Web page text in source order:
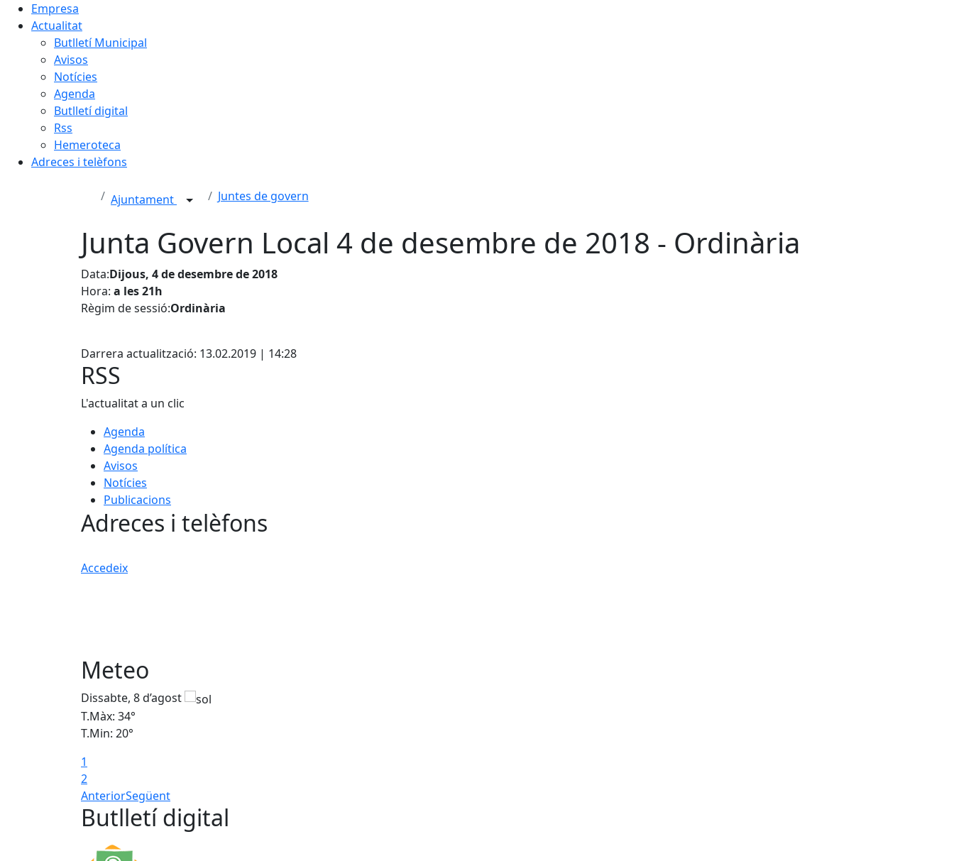
Empresa
Actualitat
Butlletí Municipal
Avisos
Notícies
Agenda
Butlletí digital
Rss
Hemeroteca
Adreces i telèfons
Ajuntament Juntes de govern
Junta Govern Local 4 de desembre de 2018 - Ordinària
Data:Dijous, 4 de desembre de 2018
Hora: a les 21h
Règim de sessió:Ordinària
Darrera actualització: 13.02.2019 | 14:28
RSS
L'actualitat a un clic
Agenda
Agenda política
Avisos
Notícies
Publicacions
Adreces i telèfons
Accedeix
Meteo
Dissabte, 8 d’agost
T.Màx: 34°
T.Min: 20°
1
2
AnteriorSegüent
Butlletí digital